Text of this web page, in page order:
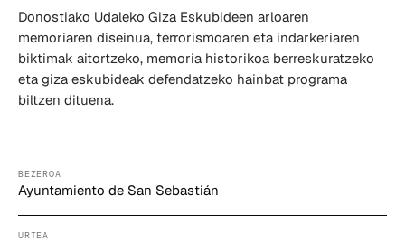
Donostiako Udaleko Giza Eskubideen arloaren
memoriaren diseinua, terrorismoaren eta indarkeriaren
biktimak aitortzeko, memoria historikoa berreskuratzeko
eta giza eskubideak defendatzeko hainbat programa
biltzen dituena.
BEZEROA
Ayuntamiento de San Sebastián
URTEA